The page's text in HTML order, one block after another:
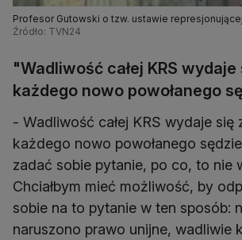
Profesor Gutowski o tzw. ustawie
Źródło: TVN24
"Wadliwość całej KRS
każdego nowo powołanego
- Wadliwość całej KRS wydaje się
każdego nowo powołanego
zadać sobie pytanie, po co, to nie
Chciałbym mieć możliwość, by
sobie na to pytanie w ten sposób:
naruszono prawo unijne, wadliwie